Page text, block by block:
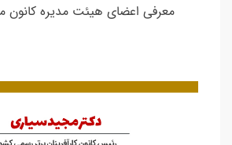
معرفی اعضای هیئت مدیره کانون